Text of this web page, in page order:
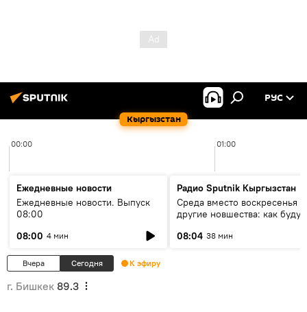
Кыргызстан
РУС
00:00 01:00
Ежедневные новости
Ежедневные новости. Выпуск
08:00
08:00 4 мин
Радио Sputnik Кыргызстан
Среда вместо воскресенья и
другие новшества: как будут
08:04 38 мин
Вчера Сегодня К эфиру
г. Бишкек 89.3